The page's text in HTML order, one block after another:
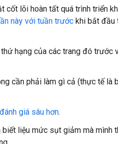
cốt lõi hoàn tất quá trình triển
này với tuần trước khi bắt đầu
hạng của các trang đó trước
cần phải làm gì cả (thực tế là
đánh giá sâu hơn.
biết liệu mức sụt giảm mà mình